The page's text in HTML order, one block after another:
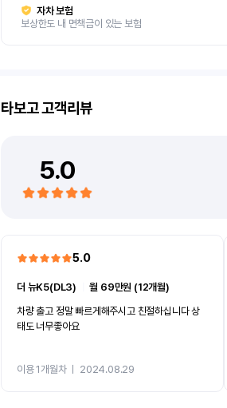
자차 보험
보상한도 내 면책금이 있는 보험
타보고고객리뷰
5.0
5.0
더 뉴K5(DL3) ㅣ월 69만원 (12개월)
차량 출고 정말 빠르게해주시고 친절하십니다 상
태도 너무좋아요
이용 1개월차ㅣ 2024.08.29